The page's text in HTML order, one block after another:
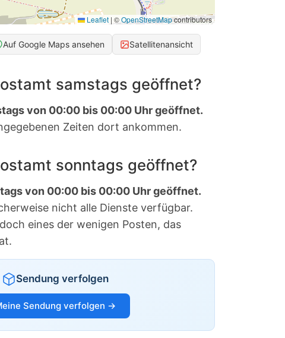
Leaflet | ©OpenStreetMapcontributors
Auf Google Maps ansehen Satellitenansicht
samstags geöffnet?
von 00:00 bis 00:00 Uhr geöffnet.
Zeiten dort ankommen.
sonntags geöffnet?
von 00:00 bis 00:00 Uhr geöffnet.
nicht alle Dienste verfügbar.
eines der wenigen Posten, das
Sendung verfolgen
Sendung verfolgen →